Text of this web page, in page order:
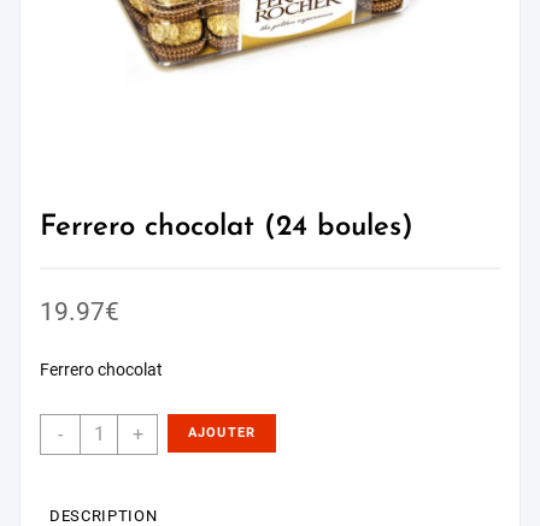
Ferrero chocolat (24 boules)
19.97€
Ferrero chocolat
- + AJOUTER
DESCRIPTION